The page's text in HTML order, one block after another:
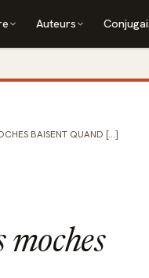
Auteurs
BAISENT QUAND [...]